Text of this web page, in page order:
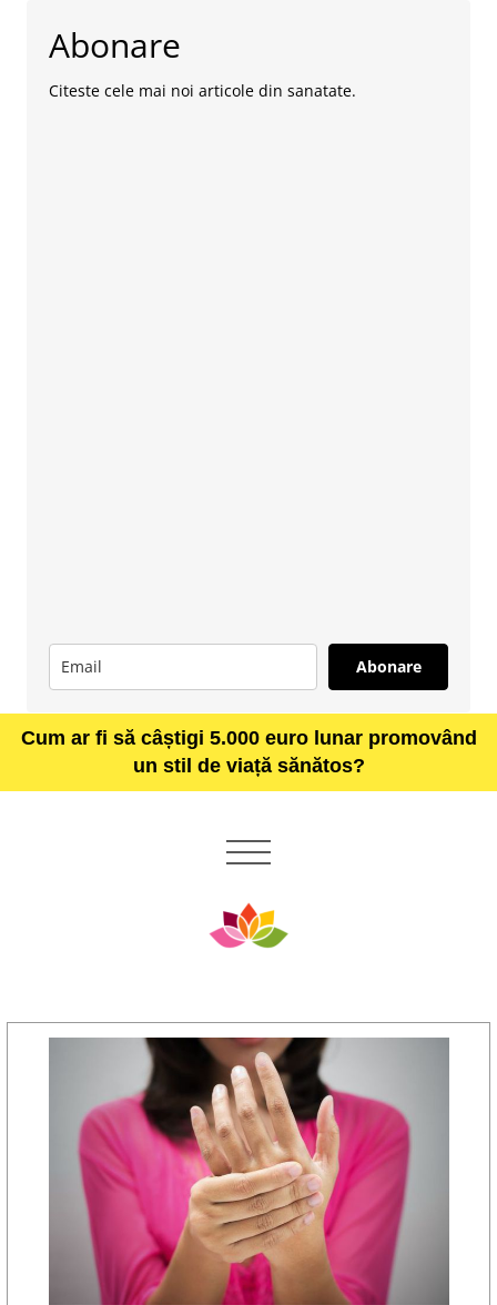
Abonare
Citeste cele mai noi articole din sanatate.
Abonare
Cum ar fi să câștigi 5.000 euro lunar promovând
un stil de viață sănătos?